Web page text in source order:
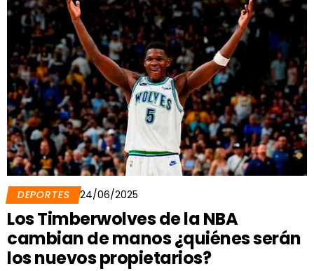
DEPORTES 24/06/2025
Los Timberwolves de la NBA
cambian de manos ¿quiénes serán
los nuevos propietarios?